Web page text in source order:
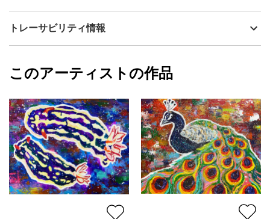
アクリル
カラー
カラフル
ジャンル
動物・生き物
配送目安
二週間以内
近づいては来ないが、虎視眈々と狙っている。
をしてみる。
そうするとその子は絶好の機会を逃すことなく、慣れた手つきで
このやり取りを数回繰り返すと、お腹が満たされたらしい。
その子は定位置で寝始める。
紛うことなき自由の中に生きている。
ハムきち
フォローする
トレーサビリティ情報
ハムきち
このアーティストの作品